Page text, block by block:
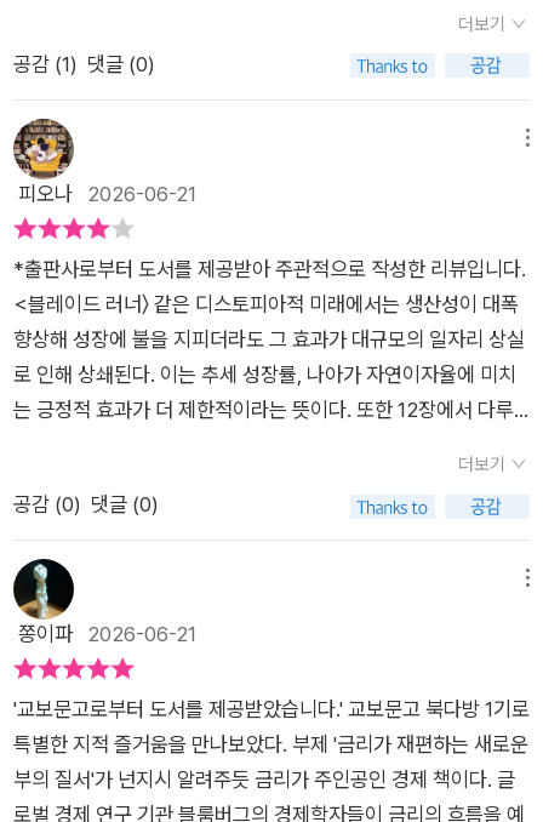
후쿠야마의 주장은 다소 성급했다고 볼 수 있다. 독재가 부상하
고, 민주주의는 쇠퇴 중이다. 국가 개입과 함께 시장 근본주의는
퇴조하고 있다. 이런 와중에 중국이 부상했다.과거 수십 년 동안
세계화는 자연이자율을 뚜렷이 끌어내리는 요인이었다. 그러나
슬로벌라이제이션(느린 세계화)이 이미 그 효과를 상쇄하기 시작
했다. 만약 제2차 냉전 시나리오가 전개된다면 세계가 서로 경재
관계로 블록화되어 자연이자율에 상당한 상승 압력을 가할 수 있
다.세계화는 크게 무역, 자본 흐름, 이민이라는 세 가지 경로를 통
해 성장률에 (그 결과 자연이자율에도) 영향을 미친다. 책은 어떻
게 전개될 것인지 두 가지 시나리오를 탐구했다. 하나는 현재 추
세가 지속되는 기본 시나리오, 또 하나는 세계가 미국과 중국을
두 축으로 블록화되고 양측 간 재화, 서비스, 자본, 노동력의 흐름
이 사실상 차단되는 제2차 냉전 시나리오다.세계는 미국 블록과
중국 블록으로 분열된다. 또한 각 블록 내에서도 강력한 동맹과
국과 강력한 동맹 관계인 반면, 브라질은 약한 동맹 관게다. 물론
이런 관계는 영원하지 않고 국익國益에 따라 변동될 것이다.피크
오일유가油價에도 주기周期가 있다. 2022년엔 배럴당 평균 99
달러, 2023년엔 82달러를 기록했다. 최근 상황은 미국과 이란의
전쟁으로 인해 유가가 급상승 국면이다. 원만한 종전 합의기 이뤄
지기 전까지는 불확실성에 따른 기격 인상 요인이 더 커 보인다.
그런데, 석유산업의 호황은 불황이라는 그림자를 키우는 셈이다.
오늘날 유가를 위협하는 요인은 공급망에만 있지 않다. 전 세계가
반대로 부정적으로 작용할 수도 있다는 사실이었다.​예를 들어, 어
느 기업이 '인공지능 로봇'을 공장에 100% 배치하고, 기존의 '인
지 않은 값싼 제품을 공급 받게 되어 수요가 늘어나고 기업 수익
도 늘어나는 긍정적 효과가 일어날 것이다. 허나 갑작스런 '해고
통보'에 일자리를 잃은 노동자들은 지갑을 꽁꽁 닫고 소비를 큰
폭으로 줄여서 시장이 꽁꽁 얼어붙는 부정적 효과도 일어날 수 있
는 것이다. 그렇지만 정부가 나서서 '로봇세'를 기업에게 더 많이
걷어서 일자리를 잃은 실업자들에게 '기본급'을 늘어주는 복지정
책을 펼친다면, 시장은 긍정적인 영향을 받아 활발해질 것이다.
그러나 이런 '보편복지'가 늘어나게 되면 사람들은 점점 더 '일할
의욕'을 상실하게 되고, 열심히 일하지 않는 사회현상이 심화되면
결국 국가부도사태가 일어나는 부정적인 영향도 보이게 될 것이
다.​물론, 이 책에 나온 예시는 아니지만 '경제분석'이라는 것이 항
상 이렇게 서로 상반된 견해를 두고서 '저울질'을 하고 있는 듯한
느낌을 받았다. 그래서 경제전문가들은 이런 '경향성'을 일일이
모델화해서 자신의 분석과 전망이 얼마나 더 정확한지 증명하기
위해서 노력하고 있다는 사실도 새삼 깨달았다. 그 덕분에 나 같
은 '초보 투자자'는 더욱더 큰 혼란만 느끼게 되었지만, 세계적인
경제가 이런 식으로 흘러가는구나 새삼 깨닫게 되는 소중한 기회
였다.​아쉬운 점은 이 책에서 전망하고 예측하는 자료들이 모두
'미국 달러화'를 기준으로 삼고, 미국 경제를 분석하고 전망했다
된다. 국방비 증액은 방산기업의 수주가 되고, 에너지 전환 투자
는 건설·원전·재생에너지 기업의 매출이 되며, AI 인프라 투자는
반도체·데이터센터·전력망 기업의 성장 기대를 높인다. 부채로 조
달한 재정이 시장에 흘러 들어가며 주가를 밀어 올리는 힘이 되는
것이다.하지만 지금의 상승장이 부채의 힘으로 유지된다면, 언젠
가 그 고지서가 도착한다. 정부가 빚을 계속 늘리고 상환 계획이
불이행이나 인플레이션을 통한 부채 희석 가능성에 대한 의심이
커진다. 그 결과 국채 금리는 다시 한번 발작하듯 튀어 오를 수 있
다. 책이 말하는 ‘국채 발작’은 단순한 시장 변동성이 아니라 부채
의존 경제가 맞이할 구조적 불안의 표현이다.투자자에게도 질문
을 던진다. 저금리 시대에는 자산 가격 상승에 베팅하는 단순한
전략이 통했지만, 중금리 시대에는 다르다. 돈의 가격이 높아지면
기업의 투자 비용이 늘고 부채가 많은 기업의 부담은 커진다. 반
야는 구조적 수요 덕에 계속 기회를 만들 수 있다. 앞으로의 투자
는 금리 인하를 기다리는 것이 아니라, 높은 금리 속에서도 성장
할 산업과 기업을 가려내는 싸움이 될 것이다.“공짜 점심은 끝났
다”세계는 오랫동안 빚을 내 위기를 넘기고 성장과 자산 가격을
끌어올렸다. 금리가 낮을 때는 감당 가능해 보였던 부채도 금리가
오르면 전혀 다른 문제가 된다. 부채의 비용은 정부, 기업, 가계,
투자자 모두에게 돌아온다.이 책은 금리라는 렌즈로 세계 경제 질
서의 재편을 읽어내는 책이다. 전쟁, 기후변화, AI, 미중 갈등, 국
석의 힘.내밀한 변화에도 더듬이를 쫑긋 세우는 루틴이 필요합니
다.바야흐로, 공짜 돈의 시대는 저물어갑니다. 이 흐름과 변화에
닐까요? .. • 총평한치 앞을 내다보기 힘든 복잡다단한 세상입니
다.저자가 제시한 논리는 충분히 설득력 있습니다. 되풀이 되는
역사 속 투키디데스의 함정은 여전히 유효하지만, 최소한 철지난
상식을 쉽게 믿어서는 안 된다는 점을 분명하게 전달합니다.경제
와 투자에 관심이 있는 분들, 다가오는 미래가 궁금한 분들께 일
독을 권합니다. 친절히 인용한 도표와 그래프를 토대로 따라가다
보면, 세계 경제의 물결을 어렵지않게 깨닫게 되는 유용한 지도입
니다...• 내맘대로 별점 ⭐️⭐️⭐️☆: 앞서 기술한 장점에도 불구하고,
경제책이라 (기본 개념부터 익숙치 않아) 가독성은 높지 못합니
기반으로 성장해 왔다. 값싼 돈이 시장에 공급되면서 자산 가격은
상승했고, 정부와 기업, 개인 모두 대출과 부채에 익숙한 환경 속
갈등, 기후 대응 투자 같은 변화들이 앞으로 돈의 가격을 다시 높
일 수 있다고 분석한다.흥미로운 점은 금리 변화를 단순한 경제
현상이 아니라 시대의 흐름으로 바라본다는 점이다. 돈의 가격이
식, 개인의 소비와 자산 관리 기준까지 달라질 수밖에 없다는 것
이다.특히 높은 가계부채와 부동산 중심 구조를 가진 한국 사회에
서 읽으면 더욱 현실적으로 다가온다. 당연하게 여겨졌던 저금리
환경이 계속 유지되지 않을 수 있다는 점에서, 앞으로의 경제와
자산 시장을 바라보는 시각을 다시 생각하게 만든다.경제·금융 분
야의 내용을 다루지만 지나치게 어렵지 않게 풀어내고 있으며, 단
기 전망보다 ‘앞으로 어떤 시대가 올 것인가’를 고민하게 만드는
더보기
공감 (1) 댓글 (0)
피오나 2026-06-21
*출판사로부터 도서를 제공받아 주관적으로 작성한 리뷰입니다.
<블레이드 러너〉 같은 디스토피아적 미래에서는 생산성이 대폭
향상해 성장에 불을 지피더라도 그 효과가 대규모의 일자리 상실
로 인해 상쇄된다. 이는 추세 성장률, 나아가 자연이자율에 미치
는 긍정적 효과가 더 제한적이라는 뜻이다. 또한 12장에서 다루
집중되면서 급격히 확대될 것이다. 이러한 시나리오에서는 204
0년이면 자연이자율에 약 0.6%포인트의 하방 압력이 발생할 수
다. 돈의 가격은 30년 넘게 하락세를 보이더니, 이제는 상승하고
있다. 돈이 남는 사람은 은행에 빌려주고 그 대가로 이자를 받고,
돈이 필요한 사람은 금융기관에서 빌리고 그 대가로 이자를 준다.
리'가 바로 차입 비용이다. 금리가 오른다는 것은 개인부터, 기업,
국가에 이르기까지 자금을 조달하고 배분하는 방식 자체가 바뀌
는 패러다임의 변화이기도 하다. 블룸버그 경제학자들의 분석을
더보기
공감 (0) 댓글 (0)
쫑이파2026-06-21
'교보문고로부터 도서를 제공받았습니다.' 교보문고 북다방 1기로
특별한 지적 즐거움을 만나보았다. 부제 '금리가 재편하는 새로운
부의 질서'가 넌지시 알려주듯 금리가 주인공인 경제 책이다. 글
로벌 경제 연구 기관 블룸버그의 경제학자들이 금리의 흐름을 예